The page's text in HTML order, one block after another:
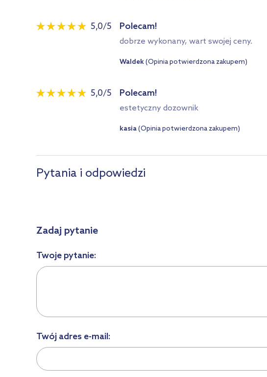
5,0/5 Polecam!
dobrze wykonany, wart swojej ceny.
Waldek(Opinia potwierdzona zakupem)
5,0/5 Polecam!
estetyczny dozownik
kasia(Opinia potwierdzona zakupem)
Pytania i odpowiedzi
Zadaj pytanie
Twoje pytanie:
Twój adres e-mail: